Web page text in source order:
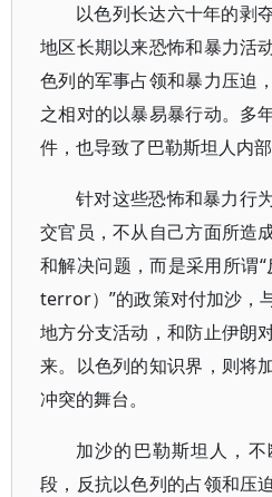
以色列长达六十年的剥
地区长期以来恐怖和暴力活
色列的军事占领和暴力压迫
之相对的以暴易暴行动。多
件，也导致了巴勒斯坦人内
针对这些恐怖和暴力行
交官员，不从自己方面所造
和解决问题，而是采用所谓
terror）”的政策对付加沙，
地方分支活动，和防止伊朗
来。以色列的知识界，则将
冲突的舞台。
加沙的巴勒斯坦人，
段，反抗以色列的占领和压